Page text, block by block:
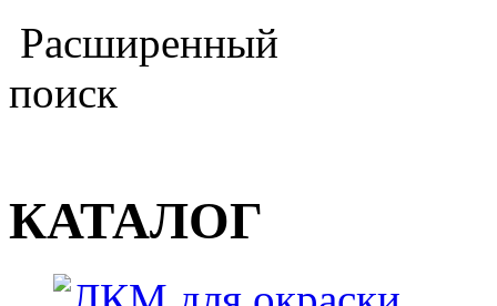
Расширенный
поиск
КАТАЛОГ